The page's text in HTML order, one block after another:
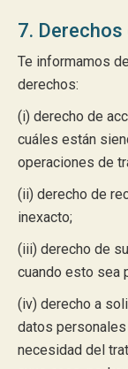
7.
Te informamos
derechos:
(i) derecho de
cuáles están
operaciones de
(ii) derecho de
inexacto;
(iii) derecho de
cuando esto sea
(iv) derecho a
datos
necesidad del